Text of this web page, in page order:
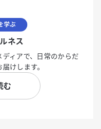
学ぶ
ネス
ィアで、日常のからだ
けします。
む